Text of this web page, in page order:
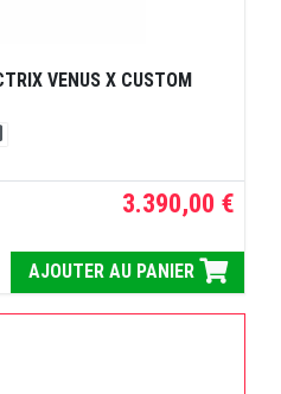
VENUS X CUSTOM
3.390,00 €
AJOUTER AU PANIER